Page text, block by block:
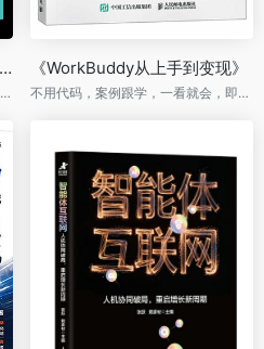
一本书玩转热门办公智能体WorkBuddy
《WorkBuddy从上手到变现》
不用代码，案例跟学，一看就会，即学即用